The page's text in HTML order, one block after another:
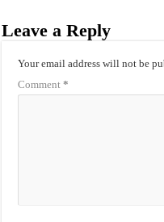
Leave a Reply
Your email address will not be
Comment*